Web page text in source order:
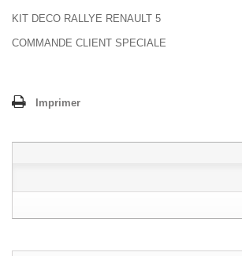
KIT DECO RALLYE RENAULT 5
COMMANDE CLIENT SPECIALE
Imprimer